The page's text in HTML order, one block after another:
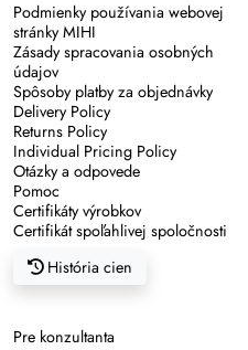
Podmienky používania webovej
stránky MIHI
Zásady spracovania osobných
údajov
Spôsoby platby za objednávky
Delivery Policy
Returns Policy
Individual Pricing Policy
Otázky a odpovede
Pomoc
Certifikáty výrobkov
Certifikát spoľahlivej spoločnosti
História cien
Pre konzultanta